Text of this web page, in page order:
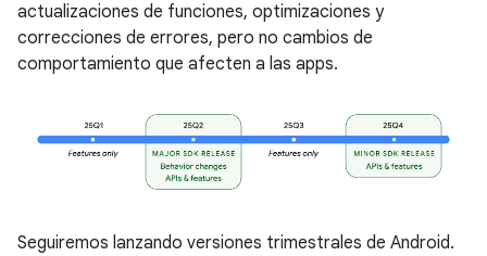
actualizaciones de funciones, optimizaciones y
correcciones de errores, pero no cambios de
comportamiento que afecten a las apps.
Seguiremos lanzando versiones trimestrales de Android.